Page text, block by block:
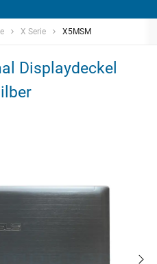
X Serie X5MSM
Displaydeckel